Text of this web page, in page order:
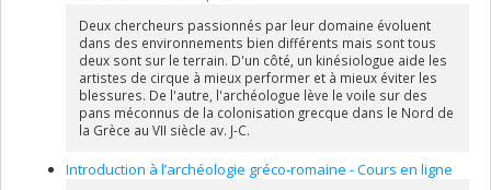
Deux chercheurs passionnés par leur domaine évoluent
dans des environnements bien différents mais sont tous
deux sont sur le terrain. D'un côté, un kinésiologue aide les
artistes de cirque à mieux performer et à mieux éviter les
blessures. De l'autre, l'archéologue lève le voile sur des
pans méconnus de la colonisation grecque dans le Nord de
la Grèce au VII siècle av. J-C.
Introduction à l’archéologie gréco-romaine - Cours en ligne